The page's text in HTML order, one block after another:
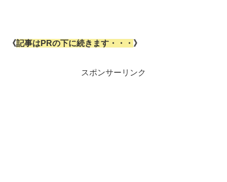
《記事はPRの下に続きます・・・ 》
スポンサーリンク